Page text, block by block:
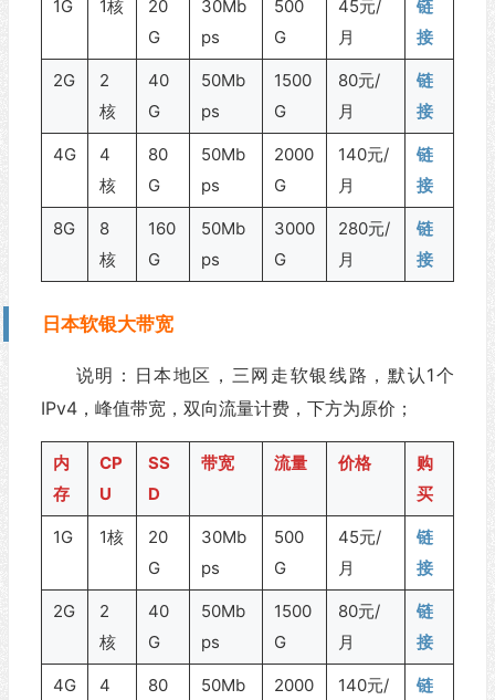
1G 1核
20
G
30Mb
ps
500
G
45元/
月
链
接
2G
2
核
40
G
50Mb
ps
1500
G
80元/
月
链
接
4G
4
核
80
G
50Mb
ps
2000
G
140元/
月
链
接
8G
8
核
160
G
50Mb
ps
3000
G
280元/
月
链
接
日本软银大带宽
说明：日本地区，三网走软银线路，默认1个
IPv4，峰值带宽，双向流量计费，下方为原价；
内
存
CP
U
SS
D
带宽 流量 价格
购
买
1G 1核
20
G
30Mb
ps
500
G
45元/
月
链
接
2G
2
核
40
G
50Mb
ps
1500
G
80元/
月
链
接
4G
4
80
50Mb
2000
140元/
链